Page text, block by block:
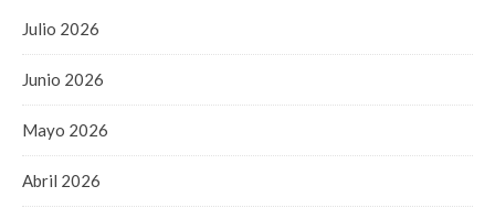
Julio 2026
Junio 2026
Mayo 2026
Abril 2026